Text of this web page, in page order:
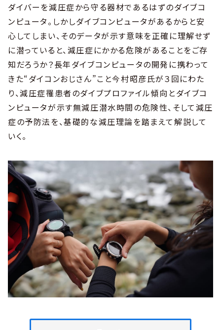
ダイバーを減圧症から守る器材であるはずのダイブコ
ンピュータ。しかしダイブコンピュータがあるからと安
心してしまい、そのデータが示す意味を正確に理解せず
に潜っていると、減圧症にかかる危険があることをご存
知だろうか？長年ダイブコンピュータの開発に携わって
きた“ダイコンおじさん”こと今村昭彦氏が３回にわた
り、減圧症罹患者のダイブプロファイル傾向とダイブコ
ンピュータが示す無減圧潜水時間の危険性、そして減圧
症の予防法を、基礎的な減圧理論を踏まえて解説して
いく。